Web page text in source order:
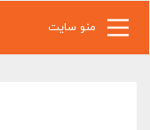
منو سایت